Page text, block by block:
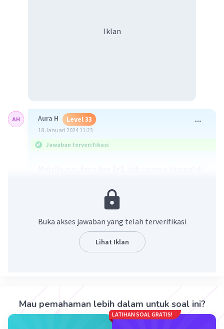
Iklan
Aura H Level 33
18 Januari 2024 11:23
Jawaban terverifikasi
3a+5 - (a-1)= 4
3a+5-a+1= 4 (jangan lupa min nya dikali ke tanda
yang di dalam kurung)
Cari nilai b=
Buka akses jawaban yang telah terverifikasi
Lihat Iklan
Mau pemahaman lebih dalam untuk soal ini?
LATIHAN SOAL GRATIS!